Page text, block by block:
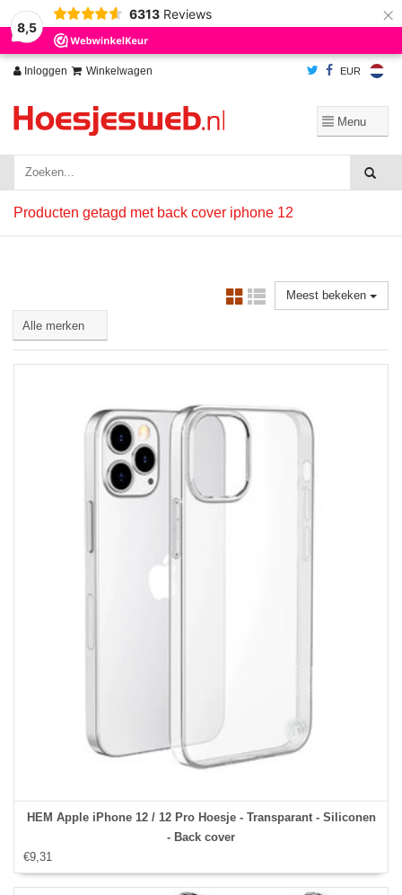
8,5
6313 Reviews ×
Inloggen Winkelwagen EUR
Producten getagd met back cover iphone 12
Meest bekeken
HEM Apple iPhone 12 / 12 Pro Hoesje - Transparant - Siliconen
- Back cover
€9,31
Wij slaan cookies op om onze website te verbeteren. Is dat akkoord?
Ja
Nee